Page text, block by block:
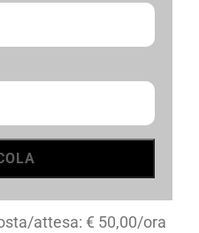
attesa: € 50,00/ora